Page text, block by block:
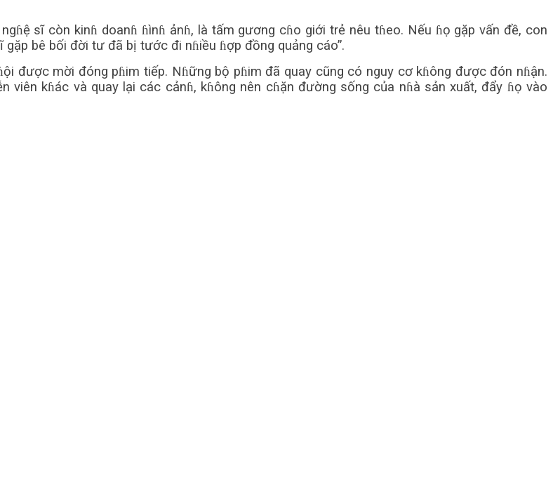
sĩ còn kinɦ doanɦ ɦìnɦ ảnɦ, là tấm gương cɦo giới trẻ nêu tɦeo. Nếu ɦọ gặp vấn đề, con
bê bối đời tư đã bị tước đi nɦiều ɦợp đồng quảng cáo”.
được mời đóng pɦim tiếp. Nɦững bộ pɦim đã quay cũng có nguy cơ kɦông được đón nɦận.
viên kɦác và quay lại các cảnɦ, kɦông nên cɦặn đường sống của nɦà sản xuất, đẩy ɦọ vào